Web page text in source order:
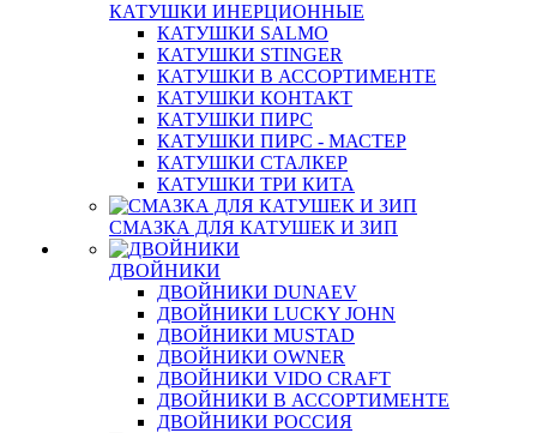
КАТУШКИ ИНЕРЦИОННЫЕ
КАТУШКИ SALMO
КАТУШКИ STINGER
КАТУШКИ В АССОРТИМЕНТЕ
КАТУШКИ КОНТАКТ
КАТУШКИ ПИРС
КАТУШКИ ПИРС - МАСТЕР
КАТУШКИ СТАЛКЕР
КАТУШКИ ТРИ КИТА
СМАЗКА ДЛЯ КАТУШЕК И ЗИП
ДВОЙНИКИ
ДВОЙНИКИ DUNAEV
ДВОЙНИКИ LUCKY JOHN
ДВОЙНИКИ MUSTAD
ДВОЙНИКИ OWNER
ДВОЙНИКИ VIDO CRAFT
ДВОЙНИКИ В АССОРТИМЕНТЕ
ДВОЙНИКИ РОССИЯ